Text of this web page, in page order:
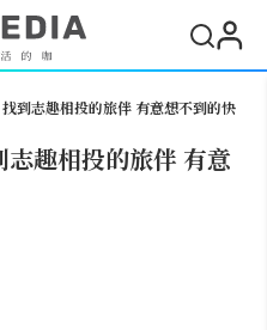
到志趣相投的旅伴 有意想不到的快
趣相投的旅伴 有意